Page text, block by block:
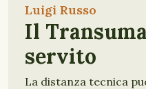
Luigi Russo
Il
servito
La distanza tecnica